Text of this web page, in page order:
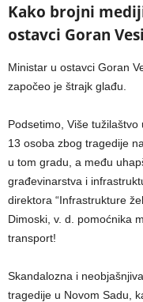
Kako brojni
ostavci Goran
Ministar u ostavci Goran
započeo je štrajk glađu.
Podsetimo, Više
13 osoba zbog tragedije
u tom gradu, a među
građevinarstva i
direktora “Infrastrukture
Dimoski, v. d. pomoćnika
transport!
Skandalozna i
tragedije u Novom Sadu,